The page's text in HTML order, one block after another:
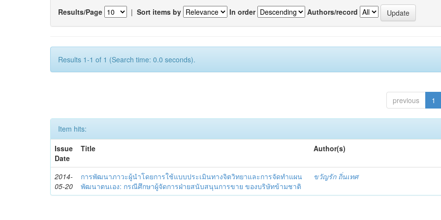
Results/Page | Sort items by In order Authors/record
Results 1-1 of 1 (Search time: 0.0 seconds).
previous 1
Item hits:
Issue
Date
Title Author(s)
2014-
05-20
การพัฒนาภาวะผู้นำโดยการใช้แบบประเมินทางจิตวิทยาและการจัดทำแผน
พัฒนาตนเอง: กรณีศึกษาผู้จัดการฝ่ายสนับสนุนการขาย ของบริษัทข้ามชาติ
ขวัญรัก ถิ่นเทศ